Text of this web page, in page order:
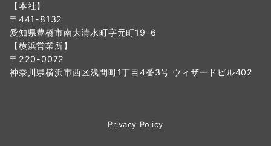
【本社】
〒441-8132
愛知県豊橋市南大清水町字元町19-6
【横浜営業所】
〒220-0072
神奈川県横浜市西区浅間町1丁目4番3号 ウィザードビル402
Privacy Policy